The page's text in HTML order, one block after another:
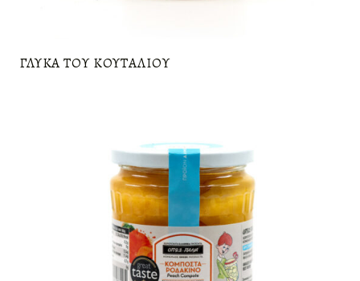
ΓΛΥΚΆ ΤΟΥ ΚΟΥΤΑΛΙΟΎ